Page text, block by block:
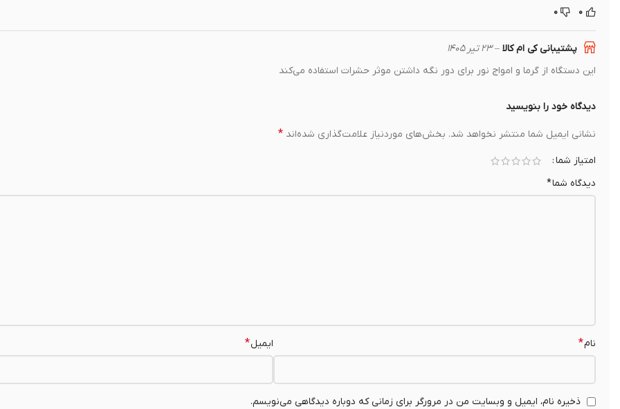
۰
۰
پشتیبانی کی ام کالا – ۲۳ تیر ۱۴۰۵
این دستگاه از گرما و امواج نور برای دور نگه داشتن موثر حشرات استفاده می‌کند
دیدگاه خود را بنویسید
نشانی ایمیل شما منتشر نخواهد شد. بخش‌های موردنیاز علامت‌گذاری شده‌اند *
امتیاز شما
دیدگاه شما*
نام* ایمیل*
ذخیره نام، ایمیل و وبسایت من در مرورگر برای زمانی که دوباره دیدگاهی می‌نویسم.